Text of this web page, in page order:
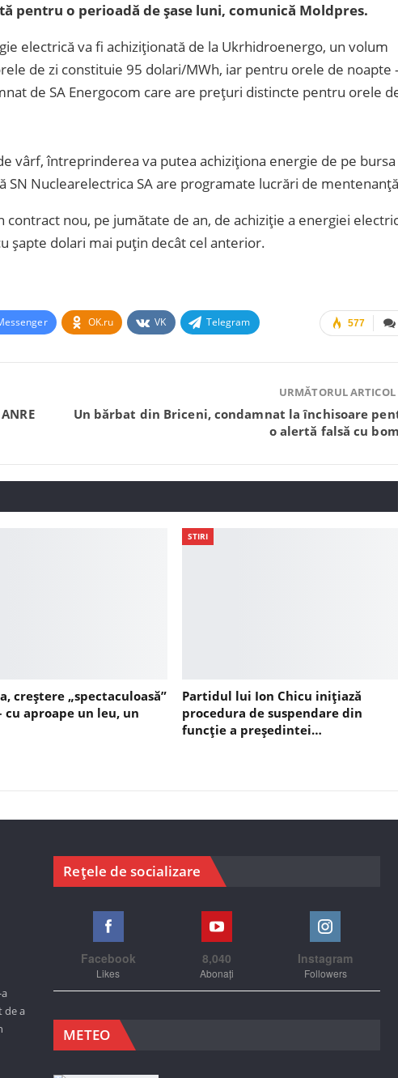
pentru o perioadă de șase luni, comunică Moldpres.
electrică va fi achiziționată de la Ukrhidroenergo, un volum
de zi constituie 95 dolari/MWh, iar pentru orele de noapte
de SA Energocom care are prețuri distincte pentru orele
vârf, întreprinderea va putea achiziționa energie de pe bursa
SN Nuclearelectrica SA are programate lucrări de
nou, pe jumătate de an, de achiziție a energiei
șapte dolari mai puțin decât cel anterior.
577
OK.ru VK Telegram
URMĂTORUL ARTICOL
Un bărbat din Briceni, condamnat la închisoare
o alertă falsă cu
creștere „spectaculoasă”
cu aproape un leu, un
STIRI
Partidul lui Ion Chicu inițiază
procedura de suspendare din
funcție a președintei…
de a
Rețele de socializare
Facebook
Likes
8,040
Abonați
Instagram
Followers
METEO